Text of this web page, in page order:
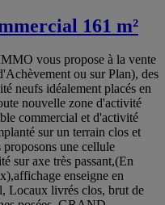
161 m²
vous propose à la vente
ou sur Plan), des
neufs idéalement placés en
nouvelle zone d'activité
commercial et d'activité
sur un terrain clos et
une cellule
sur axe très passant,(En
enseigne en
Locaux livrés clos, brut de